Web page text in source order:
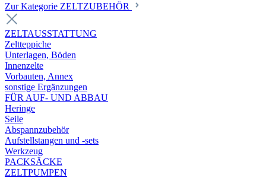
Zur Kategorie ZELTZUBEHÖR
ZELTAUSSTATTUNG
Zeltteppiche
Unterlagen, Böden
Innenzelte
Vorbauten, Annex
sonstige Ergänzungen
FÜR AUF- UND ABBAU
Heringe
Seile
Abspannzubehör
Aufstellstangen und -sets
Werkzeug
PACKSÄCKE
ZELTPUMPEN